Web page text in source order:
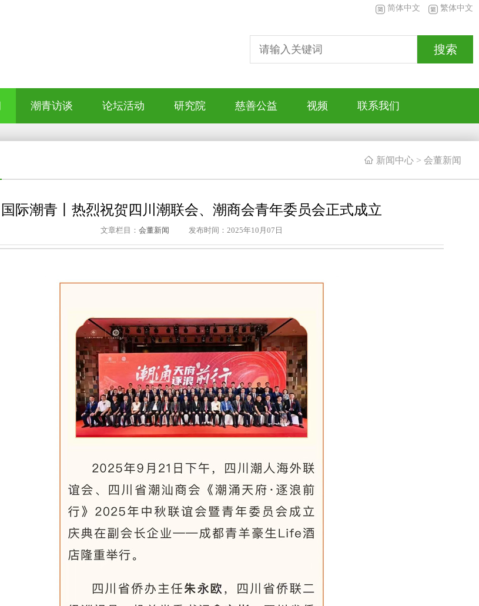
搜索
简体中文 繁体中文
潮青访谈 论坛活动 研究院 慈善公益 视频 联系我们
 新闻中心 > 会董新闻
国际潮青丨热烈祝贺四川潮联会、潮商会青年委员会正式成立
文章栏目： 会董新闻 发布时间：2025年10月07日